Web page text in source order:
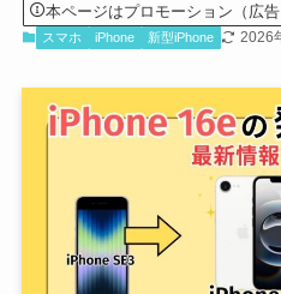
本ページはプロモーション（広告
スマホ iPhone 新型iPhone 2026